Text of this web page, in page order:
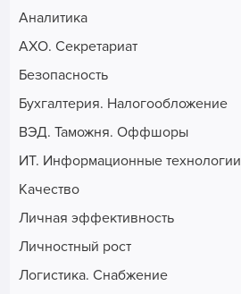
Аналитика
АХО. Секретариат
Безопасность
Бухгалтерия. Налогообложение
ВЭД. Таможня. Оффшоры
ИТ. Информационные технологии
Качество
Личная эффективность
Личностный рост
Логистика. Снабжение